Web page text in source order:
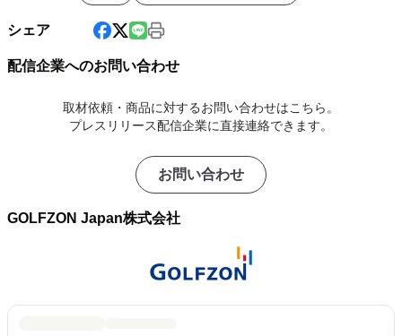
シェア
配信企業へのお問い合わせ
取材依頼・商品に対するお問い合わせはこちら。
プレスリリース配信企業に直接連絡できます。
お問い合わせ
GOLFZON Japan株式会社